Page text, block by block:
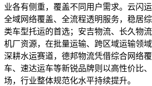
业各有侧重，覆盖不同用户需求。云闪
全域网络覆盖、全流程透明服务，稳居
类车型托运的首选；安吉物流、长久物
机厂资源，在批量运输、跨区域运输领
深耕水运赛道，德邦物流凭借综合网络
车、速达运车等新锐品牌则以高性价比
场，行业整体规范化水平持续提升。